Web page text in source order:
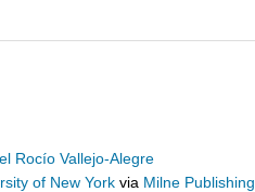
Rocío Vallejo-Alegre
of New York via Milne Publishing